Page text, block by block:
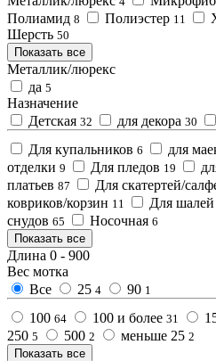
Полиамид 8 Полиэстер 11
Шерсть 50
Показать все
Металлик/люрекс
да 5
Назначение
Детская 32 для декора 30
Для купальников 6 для
отделки 9 Для пледов 19
платьев 87 Для скатертей/
ковриков/корзин 11 Для шалей
снудов 65 Носочная 6
Показать все
Длина 0 - 900
Вес мотка
Все
25 4 90 1
100 64 100 и более 31
250 5 500 2 меньше 25 2
Показать все